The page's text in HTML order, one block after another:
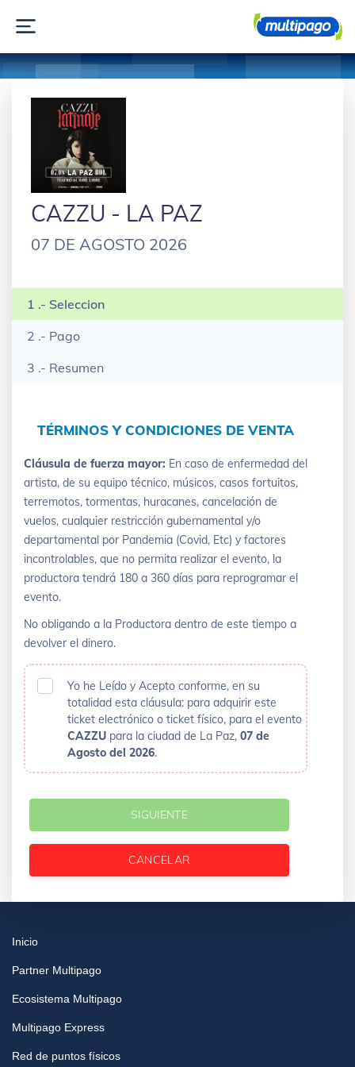
CAZZU - LA PAZ
07 DE AGOSTO 2026
1 .- Seleccion
2 .- Pago
3 .- Resumen
TÉRMINOS Y CONDICIONES DE VENTA
Cláusula de fuerza mayor: En caso de enfermedad del
artista, de su equipo técnico, músicos, casos fortuitos,
terremotos, tormentas, huracanes, cancelación de
vuelos, cualquier restricción gubernamental y/o
departamental por Pandemia (Covid, Etc) y factores
incontrolables, que no permita realizar el evento, la
productora tendrá 180 a 360 días para reprogramar el
evento.
No obligando a la Productora dentro de este tiempo a
devolver el dinero.
Yo he Leído y Acepto conforme, en su
totalidad esta cláusula: para adquirir este
ticket electrónico o ticket físico, para el evento
CAZZU para la ciudad de La Paz, 07 de
Agosto del 2026.
CANCELAR
SIGUIENTE
Inicio
Partner Multipago
Ecosistema Multipago
Multipago Express
Red de puntos físicos